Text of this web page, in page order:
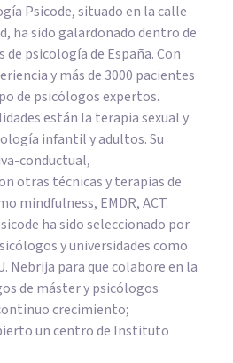
Psicode, situado en la calle
ha sido galardonado dentro de
psicología de España. Con
y más de 3000 pacientes
de psicólogos expertos.
están la terapia sexual y
infantil y adultos. Su
conductual,
otras técnicas y terapias de
mindfulness, EMDR, ACT.
ha sido seleccionado por
y universidades como
Nebrija para que colabore en la
de máster y psicólogos
crecimiento;
un centro de Instituto